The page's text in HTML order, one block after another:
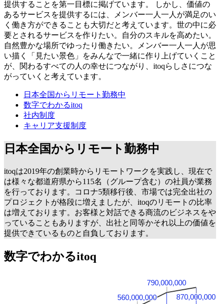
提供することを第一目標に掲げています。 しかし、価値の
あるサービスを提供するには、メンバー一人一人が満足のい
く働き方ができることも大切だと考えています。世の中に必
要とされるサービスを作りたい。自分のスキルを高めたい。
自然豊かな場所でゆったり働きたい。メンバー一人一人が思
い描く「見たい景色」をみんなで一緒に作り上げていくこと
が、関わるすべての人の幸せにつながり、itoqらしさにつな
がっていくと考えています。
日本全国からリモート勤務中
数字でわかるitoq
社内制度
キャリア支援制度
日本全国からリモート勤務中
itoqは2019年の創業時からリモートワークを実践し、現在で
は様々な都道府県から115名（グループ含む）の社員が業務
を行っております。コロナ5類移行後、市場では完全出社の
プロジェクトが格段に増えましたが、itoqのリモートの比率
は増えております。お客様と対話できる商流のビジネスをや
っていることもありますが、出社と同等かそれ以上の価値を
提供できているものと自負しております。
数字でわかるitoq
560,000,000
560,000,000
790,000,000
790,000,000
870,000,000
870,000,000